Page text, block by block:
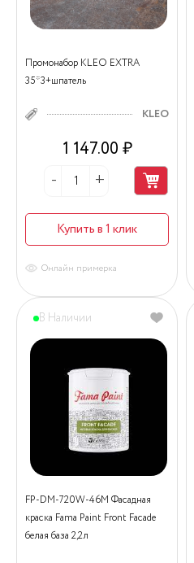
Промонабор KLEO EXTRA
35*3+шпатель
KLEO
1 147.00 ₽
Купить в 1 клик
Онлайн примерка
FP-DM-720W-46M Фасадная
краска Fama Paint Front Facade
белая база 2,2л
В Наличии